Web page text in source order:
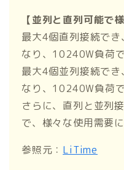
【並列と直列可能で
最大4個直列接続で
なり、10240W負荷で
最大4個並列接続で
なり、10240W負荷で
さらに、直列と並列
で、様々な使用需要
参照元： LiTime